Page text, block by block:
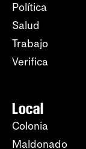
Política
Salud
Trabajo
Verifica
Local
Colonia
Maldonado